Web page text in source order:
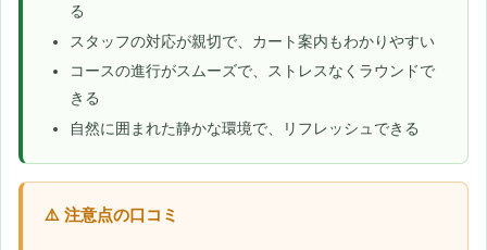
る
スタッフの対応が親切で、カート案内もわかりやすい
コースの進行がスムーズで、ストレスなくラウンドで
きる
自然に囲まれた静かな環境で、リフレッシュできる
⚠️ 注意点の口コミ